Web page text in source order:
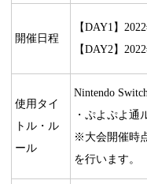
開催日程
【DAY1】
【DAY2】
使用タイ
トル・ル
ール
Nintendo
・ぷよぷよ通
※大会開催時
を行います。